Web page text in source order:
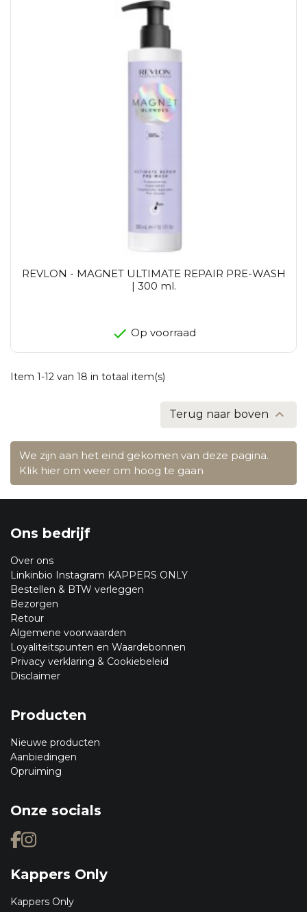
REVLON - MAGNET ULTIMATE REPAIR PRE-WASH
| 300 ml.
Op voorraad
Item 1-12 van 18 in totaal item(s)
Terug naar boven 
We zijn aan het eind gekomen van deze pagina.
Klik hier om weer om hoog te gaan
Ons bedrijf
Over ons
Linkinbio Instagram KAPPERS ONLY
Bestellen & BTW verleggen
Bezorgen
Retour
Algemene voorwaarden
Loyaliteitspunten en Waardebonnen
Privacy verklaring & Cookiebeleid
Disclaimer
Producten
Nieuwe producten
Aanbiedingen
Opruiming
Onze socials
Kappers Only
Kappers Only